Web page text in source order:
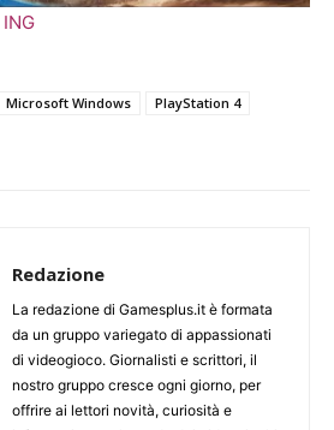
ING
Microsoft Windows
PlayStation 4
Redazione
La redazione di Gamesplus.it è formata
da un gruppo variegato di appassionati
di videogioco. Giornalisti e scrittori, il
nostro gruppo cresce ogni giorno, per
offrire ai lettori novità, curiosità e